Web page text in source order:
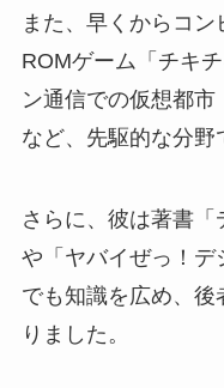
また、早くからコ
ROMゲーム「チキ
ン通信での仮想都市
など、先駆的な分野
さらに、彼は著書「
や「ヤバイぜっ！デ
でも知識を広め、
りました。